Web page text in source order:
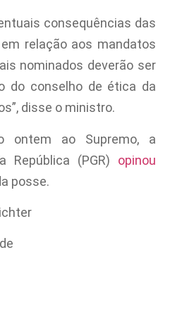
consequências das
relação aos mandatos
nominados deverão ser
do conselho de ética da
disse o ministro.
ontem ao Supremo, a
República (PGR) opinou
posse.